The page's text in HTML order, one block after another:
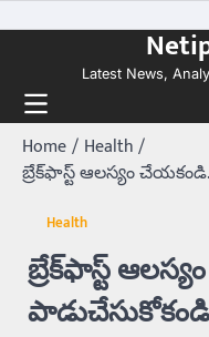
to
Latest News,
Home
Health
బ్రేక్‌ఫాస్ట్‌ ఆలస్యం
Health
బ్రేక్‌ఫాస్ట్‌
పాడుచేసుకోకండి